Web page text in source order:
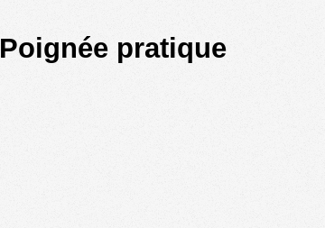
Poignéepratique